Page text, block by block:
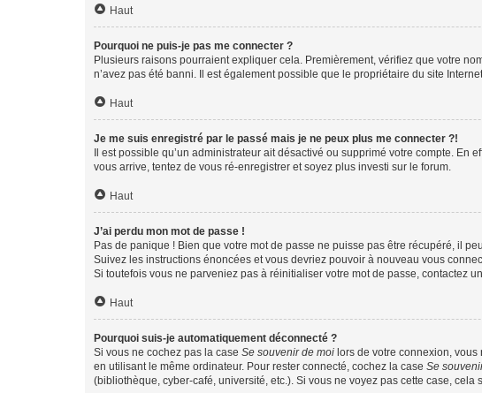
Haut
Pourquoi ne puis-je pas me connecter ?
Plusieurs raisons pourraient expliquer cela. Premièrement, vérifiez que votre
n’avez pas été banni. Il est également possible que le propriétaire du site
Haut
Je me suis enregistré par le passé mais je ne peux plus me connecter ?!
Il est possible qu’un administrateur ait désactivé ou supprimé votre compte.
vous arrive, tentez de vous ré-enregistrer et soyez plus investi sur le forum.
Haut
J’ai perdu mon mot de passe !
Pas de panique ! Bien que votre mot de passe ne puisse pas être récupéré, il
Suivez les instructions énoncées et vous devriez pouvoir à nouveau vous
Si toutefois vous ne parveniez pas à réinitialiser votre mot de passe, contactez
Haut
Pourquoi suis-je automatiquement déconnecté ?
Si vous ne cochez pas la case Se souvenir de moi lors de votre connexion,
en utilisant le même ordinateur. Pour rester connecté, cochez la case Se
(bibliothèque, cyber-café, université, etc.). Si vous ne voyez pas cette case,